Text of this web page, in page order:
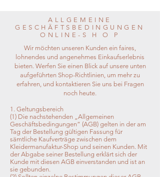
ALLGEMEINE
GESCHÄFTSBEDINGUNGEN
ONLINE-S H O P
Wir möchten unseren Kunden ein faires,
lohnendes und angenehmes Einkaufserlebnis
bieten. Werfen Sie einen Blick auf unsere unten
aufgeführten Shop-Richtlinien, um mehr zu
erfahren, und kontaktieren Sie uns bei Fragen
noch heute.
1. Geltungsbereich
(1) Die nachstehenden „Allgemeinen
Geschäftsbedingungen“ (AGB) gelten in der am
Tag der Bestellung gültigen Fassung für
sämtliche Kaufverträge zwischen dem
Kleidermanufaktur-Shop und seinen Kunden. Mit
der Abgabe seiner Bestellung erklärt sich der
Kunde mit diesen AGB einverstanden und ist an
sie gebunden.